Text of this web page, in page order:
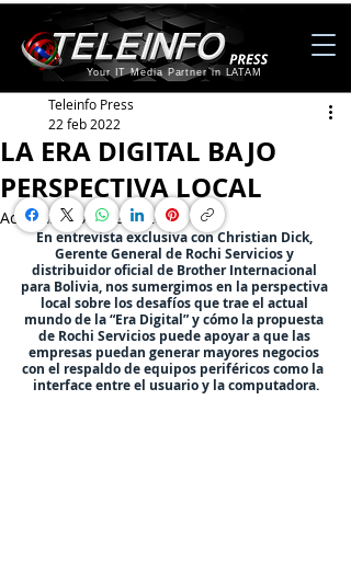
Your IT Media Partner in LATAM
LA ERA DIGITAL BAJO
PERSPECTIVA LOCAL
Teleinfo Press
22 feb 2022
Actualizado: 13 abr 2022
En entrevista exclusiva con Christian Dick,
Gerente General de Rochi Servicios y
distribuidor oficial de Brother Internacional
para Bolivia, nos sumergimos en la perspectiva
local sobre los desafíos que trae el actual
mundo de la “Era Digital” y cómo la propuesta
de Rochi Servicios puede apoyar a que las
empresas puedan generar mayores negocios
con el respaldo de equipos periféricos como la
interface entre el usuario y la computadora.